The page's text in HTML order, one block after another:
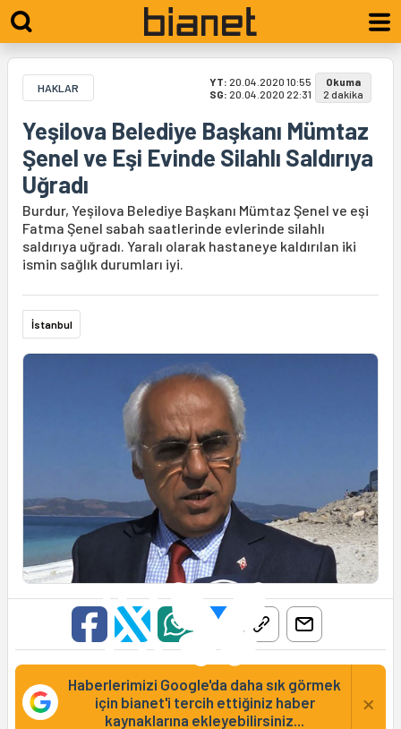
HAKLAR YT: 20.04.2020 10:55
SG: 20.04.2020 22:31
Okuma
2 dakika
Yeşilova Belediye Başkanı Mümtaz
Şenel ve Eşi Evinde Silahlı Saldırıya
Uğradı
Burdur, Yeşilova Belediye Başkanı Mümtaz Şenel ve eşi
Fatma Şenel sabah saatlerinde evlerinde silahlı
saldırıya uğradı. Yaralı olarak hastaneye kaldırılan iki
ismin sağlık durumları iyi.
İstanbul
Haberlerimizi Google'da daha sık görmek
için bianet'i tercih ettiğiniz haber
kaynaklarına ekleyebilirsiniz...
×